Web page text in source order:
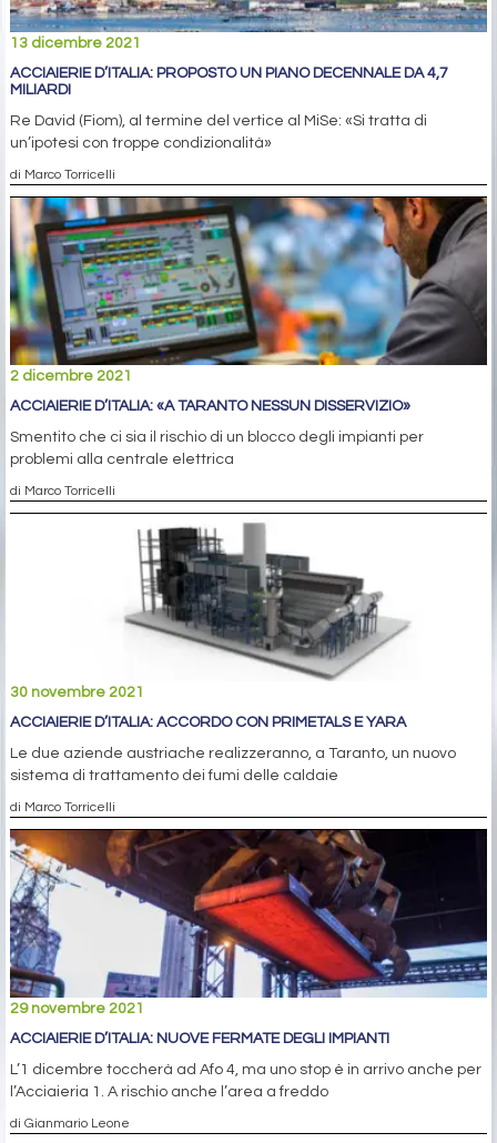
13 dicembre 2021
ACCIAIERIE D’ITALIA: PROPOSTO UN PIANO DECENNALE DA 4,7
MILIARDI
Re David (Fiom), al termine del vertice al MiSe: «Si tratta di
un’ipotesi con troppe condizionalità»
di Marco Torricelli
2 dicembre 2021
ACCIAIERIE D’ITALIA: «A TARANTO NESSUN DISSERVIZIO»
Smentito che ci sia il rischio di un blocco degli impianti per
problemi alla centrale elettrica
di Marco Torricelli
30 novembre 2021
ACCIAIERIE D’ITALIA: ACCORDO CON PRIMETALS E YARA
Le due aziende austriache realizzeranno, a Taranto, un nuovo
sistema di trattamento dei fumi delle caldaie
di Marco Torricelli
29 novembre 2021
ACCIAIERIE D’ITALIA: NUOVE FERMATE DEGLI IMPIANTI
L’1 dicembre toccherà ad Afo 4, ma uno stop è in arrivo anche per
l’Acciaieria 1. A rischio anche l’area a freddo
di Gianmario Leone